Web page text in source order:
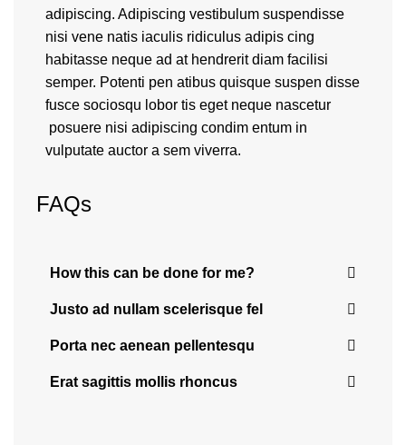
adipiscing. Adipiscing vestibulum suspendisse
nisi vene natis iaculis ridiculus adipis cing
habitasse neque ad at hendrerit diam facilisi
semper. Potenti pen atibus quisque suspen disse
fusce sociosqu lobor tis eget neque nascetur
posuere nisi adipiscing condim entum in
vulputate auctor a sem viverra.
FAQs
How this can be done for me?
Justo ad nullam scelerisque fel
Porta nec aenean pellentesqu
Erat sagittis mollis rhoncus